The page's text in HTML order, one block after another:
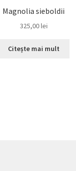
Magnolia sieboldii
325,00lei
Citește mai mult